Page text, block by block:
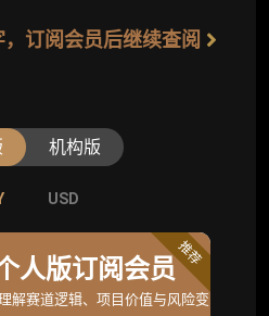
订阅会员后继续查阅
机构版
USD
人版订阅会员
解赛道逻辑、项目价值与风险变
推荐
USD
度服务会员
研究与基础服务
标准版